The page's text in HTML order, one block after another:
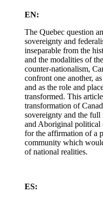
EN:
The Quebec question
sovereignty and
inseparable from the
and the modalities of
counter-nationalism,
confront one another,
and as the role and
transformed. This
transformation of
sovereignty and the full
and Aboriginal political
for the affirmation of a
community which
of national realities.
ES: